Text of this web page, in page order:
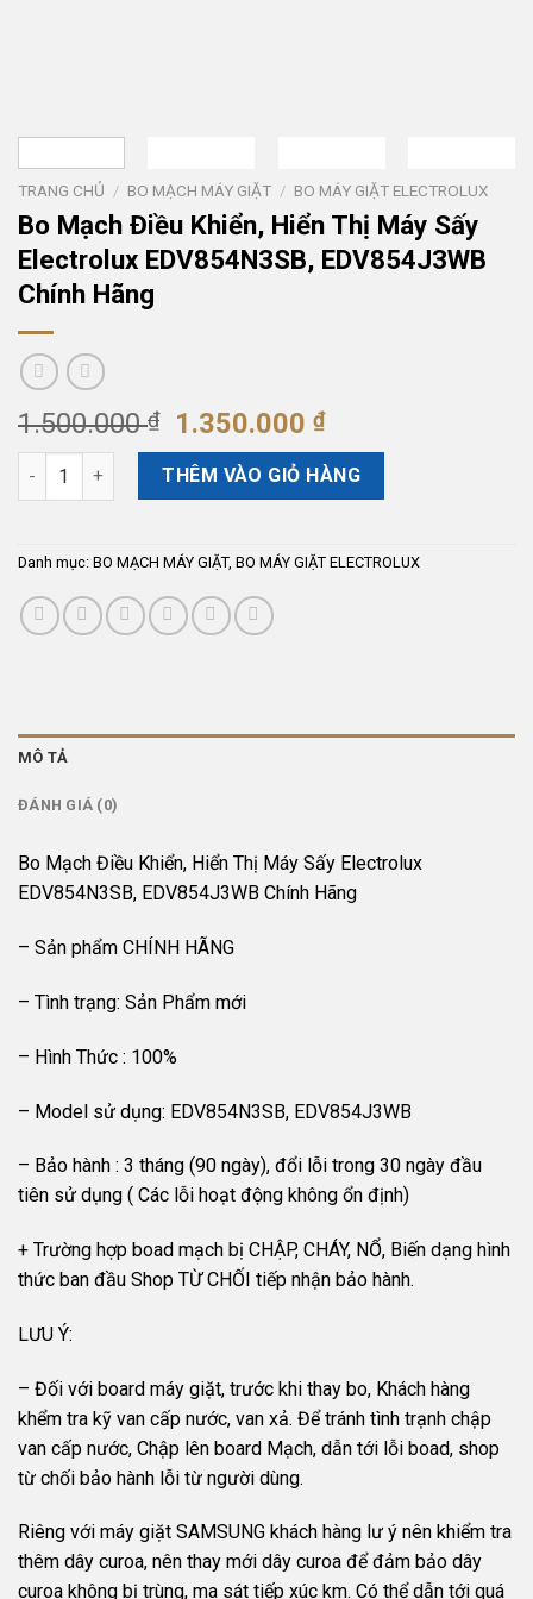
TRANG CHỦ / BO MẠCH MÁY GIẶT / BO MÁY GIẶT ELECTROLUX
Bo Mạch Điều Khiển, Hiển Thị Máy Sấy
Electrolux EDV854N3SB, EDV854J3WB
Chính Hãng
1.500.000₫
Giá
gốc
là:
1.500.000 ₫.
1.350.000₫Giá
hiện
tại
là:
Bo Mạch Điều Khiển, Hiển Thị Máy Sấy Electrolux
THÊM VÀO GIỎ HÀNG
Danh mục: BO MẠCH MÁY GIẶT, BO MÁY GIẶT ELECTROLUX
MÔ TẢ
ĐÁNH GIÁ (0)
Bo Mạch Điều Khiển, Hiển Thị Máy Sấy Electrolux
EDV854N3SB, EDV854J3WB Chính Hãng
– Sản phẩm CHÍNH HÃNG
– Tình trạng: Sản Phẩm mới
– Hình Thức : 100%
– Model sử dụng: EDV854N3SB, EDV854J3WB
– Bảo hành : 3 tháng (90 ngày), đổi lỗi trong 30 ngày đầu
tiên sử dụng ( Các lỗi hoạt động không ổn định)
+ Trường hợp boad mạch bị CHẬP, CHÁY, NỔ, Biến dạng hình
thức ban đầu Shop TỪ CHỐI tiếp nhận bảo hành.
LƯU Ý:
– Đối với board máy giặt, trước khi thay bo, Khách hàng
khểm tra kỹ van cấp nước, van xả. Để tránh tình trạnh chập
van cấp nước, Chập lên board Mạch, dẫn tới lỗi boad, shop
từ chối bảo hành lỗi từ người dùng.
Riêng với máy giặt SAMSUNG khách hàng lư ý nên khiểm tra
thêm dây curoa, nên thay mới dây curoa để đảm bảo dây
curoa không bị trùng, ma sát tiếp xúc km. Có thể dẫn tới quá